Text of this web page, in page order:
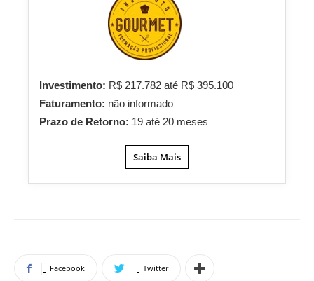
Investimento: R$ 217.782 até R$ 395.100
Faturamento: não informado
Prazo de Retorno: 19 até 20 meses
Saiba Mais
Facebook Twitter